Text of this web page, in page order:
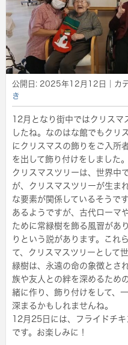
公開日: 2025年12月12日 ｜カ
き
12月となり街中ではクリスマ
したね。なのはな館でもクリ
にクリスマスの飾りをご入所
を出して飾り付けをしました。
クリスマスツリーは、世界中
が、クリスマスツリーが生ま
な要素が関係しているそうで
あるようですが、古代ローマ
ために常緑樹を飾る風習があ
りという説があります。これ
て、クリスマスツリーとして
緑樹は、永遠の命の象徴とさ
族や友人との絆を深めるため
緒に作り、飾り付けをして、
深まるかもしれませんね。
12月25日には、フライドチ
です。お楽しみに！